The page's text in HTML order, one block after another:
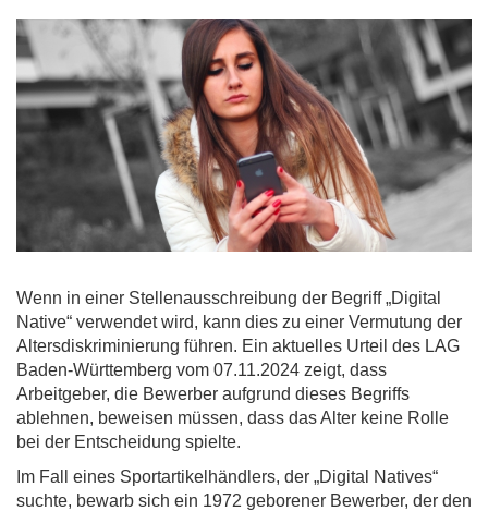
Wenn in einer Stellenausschreibung der Begriff „Digital
Native“ verwendet wird, kann dies zu einer Vermutung der
Altersdiskriminierung führen. Ein aktuelles Urteil des LAG
Baden-Württemberg vom 07.11.2024 zeigt, dass
Arbeitgeber, die Bewerber aufgrund dieses Begriffs
ablehnen, beweisen müssen, dass das Alter keine Rolle
bei der Entscheidung spielte.
Im Fall eines Sportartikelhändlers, der „Digital Natives“
suchte, bewarb sich ein 1972 geborener Bewerber, der den